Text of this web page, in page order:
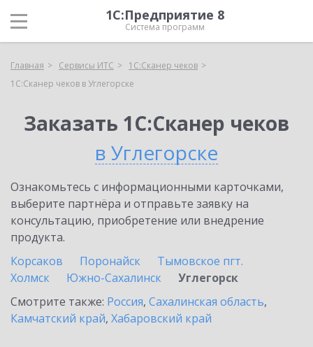
1С:Предприятие 8
Система программ
Главная Сервисы ИТС
1С:Сканер чеков
1С:Сканер чеков в Углегорске
Заказать 1С:Сканер чеков
в Углегорске
Ознакомьтесь с информационными карточками,
выберите партнёра и отправьте заявку на
консультацию, приобретение или внедрение
продукта.
Корсаков
Поронайск
Тымовское пгт.
Холмск
Южно-Сахалинск
Углегорск
Смотрите также: Россия, Сахалинская область,
Камчатский край, Хабаровский край